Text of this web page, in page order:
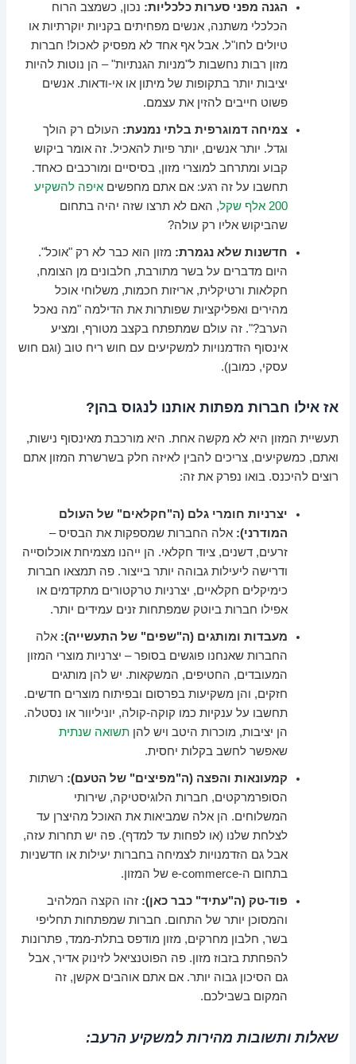
הגנה מפני סערות כלכליות: נכון, כשמצב הרוח
הכלכלי משתנה, אנשים מפחיתים בקניות יוקרתיות או
טיולים לחו"ל. אבל אף אחד לא מפסיק לאכול! חברות
מזון רבות נחשבות ל"מניות הגנתיות" – הן נוטות להיות
יציבות יותר בתקופות של מיתון או אי-ודאות. אנשים
פשוט חייבים להזין את עצמם.
צמיחה דמוגרפית בלתי נמנעת: העולם רק הולך
וגדל. יותר אנשים, יותר פיות להאכיל. זה אומר ביקוש
קבוע ומתרחב למוצרי מזון, בסיסיים ומורכבים כאחד.
תחשבו על זה רגע: אם אתם מחפשיםאיפה להשקיע
200 אלף שקל
, האם לא תרצו שזה יהיה בתחום
שהביקוש אליו רק עולה?
חדשנות שלא נגמרת: מזון הוא כבר לא רק "אוכל".
היום מדברים על בשר מתורבת, חלבונים מן הצומח,
חקלאות ורטיקלית, אריזות חכמות, משלוחי אוכל
מהירים ואפליקציות שפותרות את הדילמה "מה נאכל
הערב?". זה עולם שמתפתח בקצב מטורף, ומציע
אינסוף הזדמנויות למשקיעים עם חוש ריח טוב (וגם חוש
עסקי, כמובן).
אז אילו חברות מפתות אותנו לנגוס בהן?
תעשיית המזון היא לא מקשה אחת. היא מורכבת מאינסוף נישות,
ואתם, כמשקיעים, צריכים להבין לאיזה חלק בשרשרת המזון אתם
רוצים להיכנס. בואו נפרק את זה:
יצרניות חומרי גלם (ה"חקלאים" של העולם
המודרני): אלה החברות שמספקות את הבסיס –
זרעים, דשנים, ציוד חקלאי. הן ייהנו מצמיחת אוכלוסייה
ודרישה ליעילות גבוהה יותר בייצור. פה תמצאו חברות
כימיקלים חקלאיים, יצרניות טרקטורים מתקדמים או
אפילו חברות ביוטק שמפתחות זנים עמידים יותר.
מעבדות ומותגים (ה"שפים" של התעשייה): אלה
החברות שאנחנו פוגשים בסופר – יצרניות מוצרי המזון
המעובדים, החטיפים, המשקאות. יש להן מותגים
חזקים, והן משקיעות בפרסום ובפיתוח מוצרים חדשים.
תחשבו על ענקיות כמו קוקה-קולה, יוניליוור או נסטלה.
הן יציבות, מוכרות היטב ויש להןתשואה שנתית
שאפשר לחשב בקלות יחסית.
קמעונאות והפצה (ה"מפיצים" של הטעם): רשתות
הסופרמרקטים, חברות הלוגיסטיקה, שירותי
המשלוחים. הן אלה שמביאות את האוכל מהיצרן עד
לצלחת שלנו (או לפחות עד למדף). פה יש תחרות עזה,
אבל גם הזדמנויות לצמיחה בחברות יעילות או חדשניות
בתחום ה-e-commerce של המזון.
פוד-טק (ה"עתיד" כבר כאן): זהו הקצה המלהיב
והמסוכן יותר של התחום. חברות שמפתחות תחליפי
בשר, חלבון מחרקים, מזון מודפס בתלת-ממד, פתרונות
להפחתת בזבוז מזון. פה הפוטנציאל לזינוק אדיר, אבל
גם הסיכון גבוה יותר. אם אתם אוהבים אקשן, זה
המקום בשבילכם.
שאלות ותשובות מהירות למשקיע הרעב: